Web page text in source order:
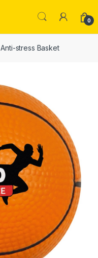
0
Anti-stress Basket